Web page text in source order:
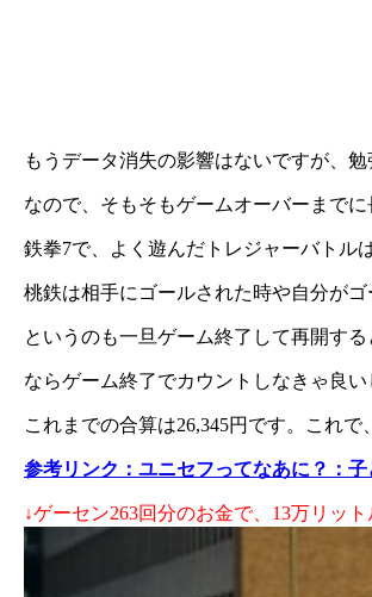
もうデータ消失の影響はないですが、
なので、そもそもゲームオーバーまで
鉄拳7で、よく遊んだトレジャーバトル
桃鉄は相手にゴールされた時や自分が
というのも一旦ゲーム終了して再開す
ならゲーム終了でカウントしなきゃ良
これまでの合算は26,345円です。これ
参考リンク：ユニセフってなあに？：
↓ゲーセン263回分のお金で、13万リッ